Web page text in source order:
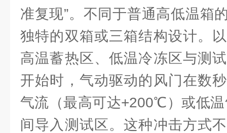
准复现”。不同于普通高低温箱
独特的双箱或三箱结构设计。
高温蓄热区、低温冷冻区与测
开始时，气动驱动的风门在数
气流（最高可达+200℃）或低
间导入测试区。这种冲击方式